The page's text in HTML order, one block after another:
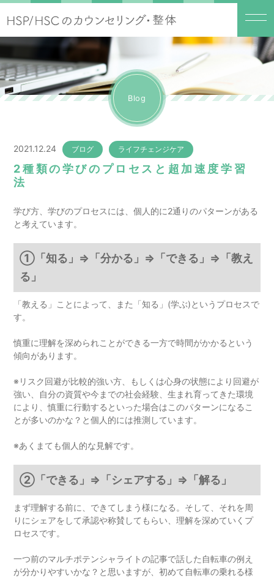
Blog
2021.12.24 ブログ ライフチェンジケア
2種類の学びのプロセスと超加速度学習
法
学び方、学びのプロセスには、個人的に2通りのパターンがある
と考えています。
①「知る」⇒「分かる」⇒「できる」⇒「教え
る」
「教える」ことによって、また「知る」(学ぶ)というプロセスで
す。
慎重に理解を深められことができる一方で時間がかかるという
傾向があります。
※リスク回避が比較的強い方、もしくは心身の状態により回避が
強い、自分の資質や今までの社会経験、生まれ育ってきた環境
により、慎重に行動するといった場合はこのパターンになるこ
とが多いのかな？と個人的には推測しています。
※あくまても個人的な見解です。
②「できる」⇒「シェアする」⇒「解る」
まず理解する前に、できてしまう様になる。そして、それを周
りにシェアをして承認や称賛してもらい、理解を深めていくプ
ロセスです。
一つ前のマルチポテンシャライトの記事で話した自転車の例え
が分かりやすいかな？と思いますが、初めて自転車の乗れる様